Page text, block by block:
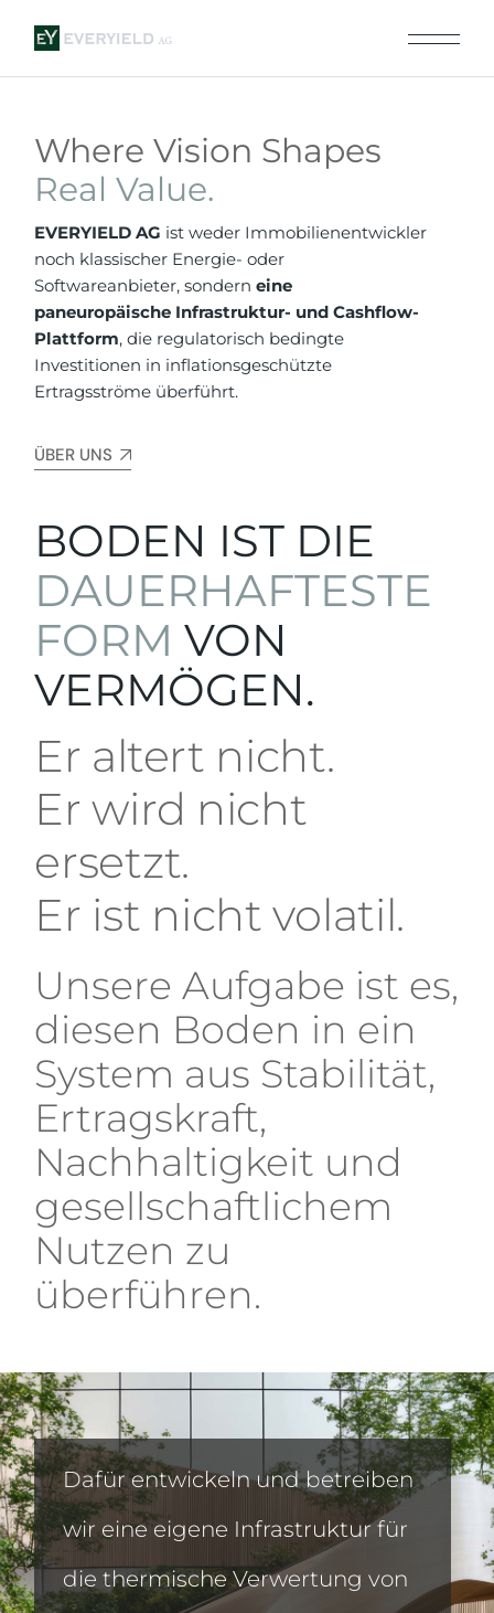
Where Vision Shapes
Real Value.
EVERYIELD AG ist weder Immobilienentwickler
noch klassischer Energie- oder
Softwareanbieter, sonderneine
paneuropäische Infrastruktur- und Cashflow-
Plattform, die regulatorisch bedingte
Investitionen in inflationsgeschützte
Ertragsströme überführt.
ÜBER UNS
BODEN IST DIE
DAUERHAFTESTE
FORM VON
VERMÖGEN.
Er altert nicht.
Er wird nicht
ersetzt.
Er ist nicht volatil.
Unsere Aufgabe ist es,
diesen Boden in ein
System aus Stabilität,
Ertragskraft,
Nachhaltigkeit und
gesellschaftlichem
Nutzen zu
überführen.
Dafür entwickeln und betreiben
wir eine eigene Infrastruktur für
die thermische Verwertung von